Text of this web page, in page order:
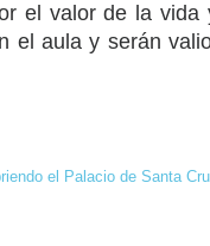
el valor de la
el aula y serán